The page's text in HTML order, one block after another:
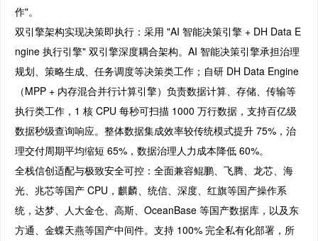
作"。
双引擎架构实现决策即执行：采用 "AI 智能决策引擎 + DH Data E
ngine 执行引擎" 双引擎深度耦合架构。AI 智能决策引擎承担治理
规划、策略生成、任务调度等决策类工作；自研 DH Data Engine
（MPP + 内存混合并行计算引擎）负责数据计算、存储、传输等
执行类工作，1 核 CPU 每秒可扫描 1000 万行数据，支持百亿级
数据秒级查询响应。整体数据集成效率较传统模式提升 75%，治
理交付周期平均缩短 65%，数据治理人力成本降低 60%。
全栈信创适配与极致安全可控：全面兼容鲲鹏、飞腾、龙芯、海
光、兆芯等国产 CPU，麒麟、统信、深度、红旗等国产操作系
统，达梦、人大金仓、高斯、OceanBase 等国产数据库，以及东
方通、金蝶天燕等国产中间件。支持 100% 完全私有化部署，所